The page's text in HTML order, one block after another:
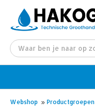
Webshop » Productgroepen